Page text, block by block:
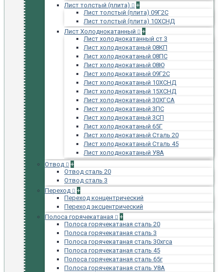
Лист толстый (плита)
+
Лист толстый (плита) 09Г2С
Лист толстый (плита) 10ХСНД
Лист Холоднокатанный
+
Лист холоднокатанный ст 3
Лист холоднокатаный 08КП
Лист холоднокатаный 08ПС
Лист холоднокатаный 08Ю
Лист холоднокатаный 09Г2С
Лист холоднокатаный 10ХСНД
Лист холоднокатаный 15ХСНД
Лист холоднокатаный 30ХГСА
Лист холоднокатаный 3ПС
Лист холоднокатаный 3СП
Лист холоднокатаный 65Г
Лист холоднокатаный Сталь 20
Лист холоднокатаный Сталь 45
Лист холоднокатаный У8А
Отвод
+
Отвод сталь 20
Отвод сталь 3
Переход
+
Переход концентрический
Переход эксцентрический
Полоса горячекатаная
+
Полоса горячекатаная сталь 20
Полоса горячекатаная сталь 3
Полоса горячекатаная сталь 30хгса
Полоса горячекатаная сталь 45
Полоса горячекатаная сталь 65г
Полоса горячекатаная сталь У8А